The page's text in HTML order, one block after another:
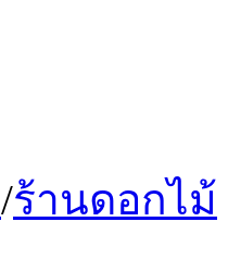
/ร้านดอกไม้